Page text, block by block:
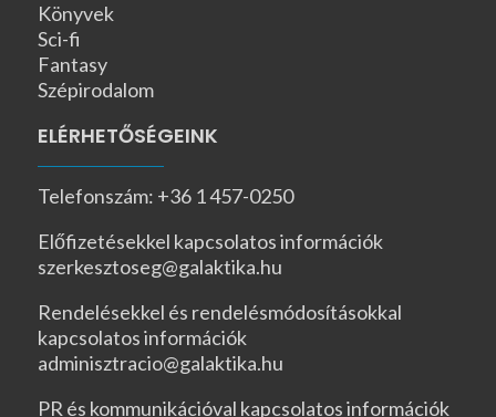
Könyvek
Sci-fi
Fantasy
Szépirodalom
ELÉRHETŐSÉGEINK
Telefonszám: +36 1 457-0250
Előfizetésekkel kapcsolatos információk
szerkesztoseg@galaktika.hu
Rendelésekkel és rendelésmódosításokkal
kapcsolatos információk
adminisztracio@galaktika.hu
PR és kommunikációval kapcsolatos információk